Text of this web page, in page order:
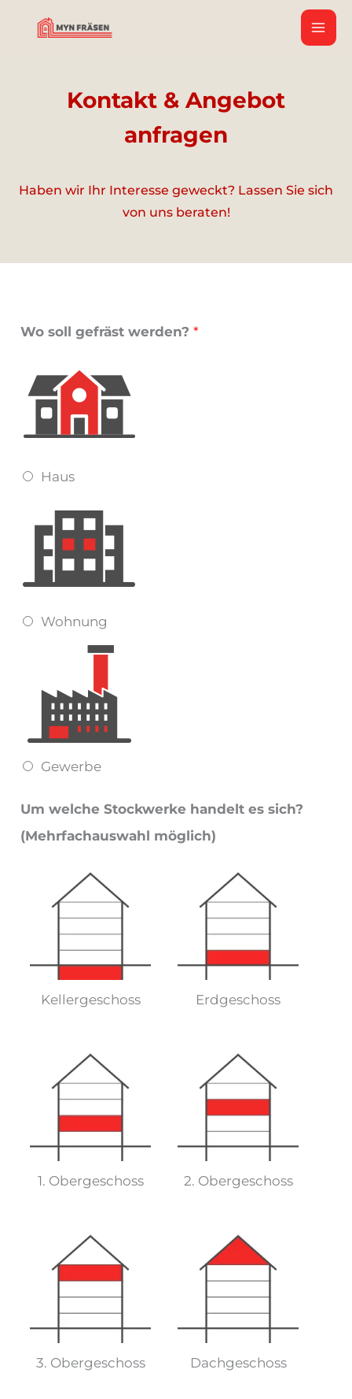
Inhalt
Kontakt & Angebot
anfragen
Haben wir Ihr Interesse geweckt? Lassen Sie sich
von uns beraten!
Wo soll gefräst werden? *
Haus
Wohnung
Gewerbe
Um welche Stockwerke handelt es sich?
(Mehrfachauswahl möglich)
Kellergeschoss Erdgeschoss
1. Obergeschoss 2. Obergeschoss
3. Obergeschoss Dachgeschoss